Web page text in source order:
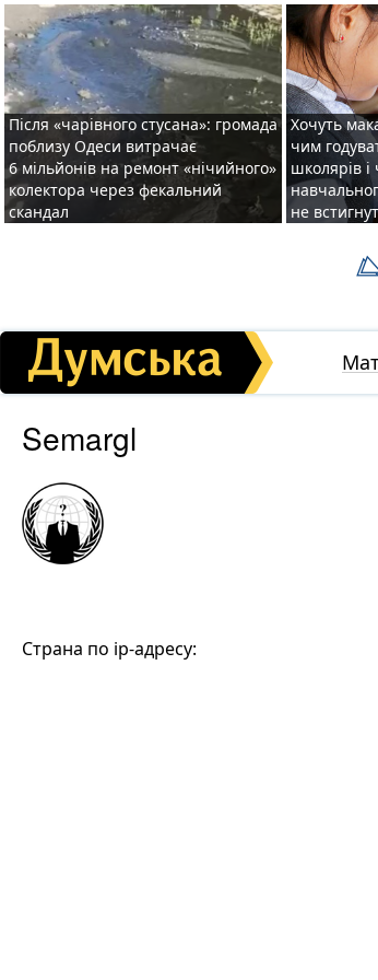
Після «чарівного стусана»: громада
поблизу Одеси витрачає
6 мільйонів на ремонт «нічийного»
колектора через фекальний
скандал
Хочуть
чим
школярів
не
Semargl
Страна по ip-адресу: